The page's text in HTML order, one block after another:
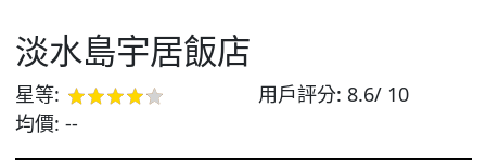
淡水島宇居飯店
星等: 用戶評分: 8.6/ 10
均價: --